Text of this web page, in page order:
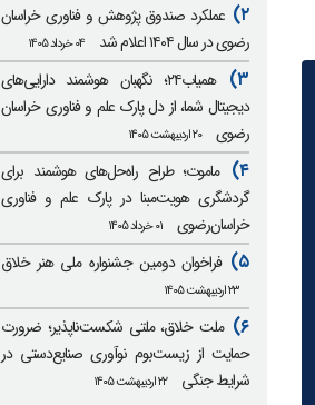
۲)
عملکرد صندوق پژوهش و فناوری خراسان
رضوی در سال ۱۴۰۴ اعلام شد
۰۴ خرداد ۱۴۰۵
۳)
همیاب۲۴؛ نگهبان هوشمند دارایی‌های
دیجیتال شما، از دل پارک علم و فناوری خراسان
رضوی
۲۰ اردیبهشت ۱۴۰۵
۴)
ماموت؛ طراح راه‌حل‌های هوشمند برای
گردشگری هویت‌مبنا در پارک علم و فناوری
خراسان‌رضوی
۰۱ خرداد ۱۴۰۵
۵) فراخوان دومین جشنواره ملی هنر خلاق
۲۳ اردیبهشت ۱۴۰۵
۶)
ملت خلاق، ملتی شکست‌ناپذیر؛ ضرورت
حمایت از زیست‌بوم نوآوری صنایع‌دستی در
شرایط جنگی
۲۲ اردیبهشت ۱۴۰۵